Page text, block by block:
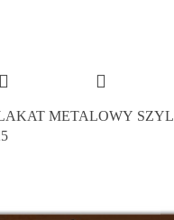
METALOWY